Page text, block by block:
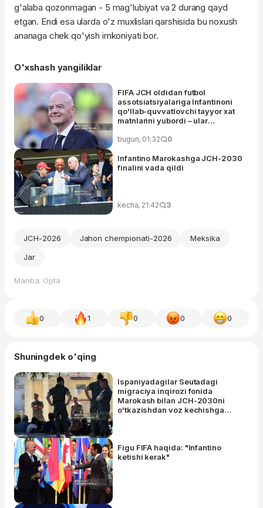
g'alaba qozonmagan - 5 mag'lubiyat va 2 durang qayd
etgan. Endi esa ularda o'z muxlislari qarshisida bu noxush
ananaga chek qo'yish imkoniyati bor.
O'xshash yangiliklar
FIFA JCH oldidan futbol
assotsiatsiyalariga Infantinoni
qo'llab-quvvatlovchi tayyor xat
matnlarini yubordi – ular
nomidan imzolab qo'yilgan
bugun, 01:32 0
Infantino Marokashga JCH-2030
finalini vada qildi
kecha, 21:42 3
JCH-2026 Jahon chempionati-2026
Meksika
Jar
Manba: Opta
0 1 0 0 0
Shuningdek o'qing
Ispaniyadagilar Seutadagi
migraciya inqirozi fonida
Marokash bilan JCH-2030ni
o'tkazishdan voz kechishga
Figu FIFA haqida: "Infantino
ketishi kerak"